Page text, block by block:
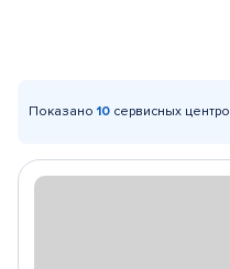
Показано 10 сервисных